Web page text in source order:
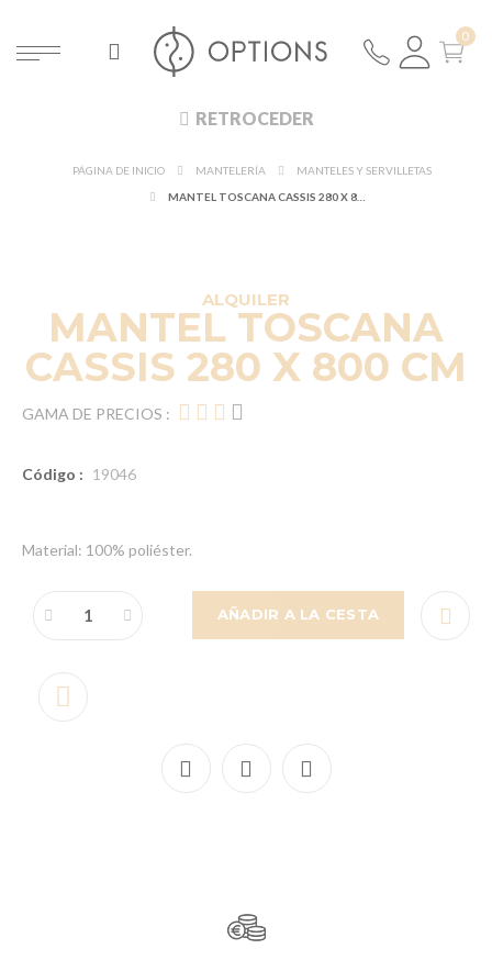
RETROCEDER
PÁGINA DE INICIO MANTELERÍA
MANTELES Y SERVILLETAS
ALQUILER
MANTEL TOSCANA
CASSIS 280 X 800 CM
GAMA DE PRECIOS :
Código : 19046
Material: 100% poliéster.
AÑADIR A LA CESTA